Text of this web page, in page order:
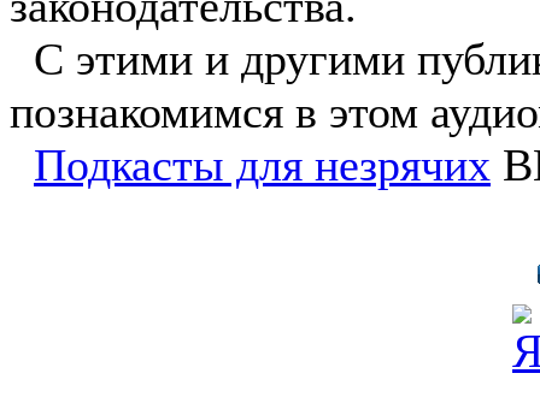
С этими и другими
познакомимся в этом
Подкасты для незрячих